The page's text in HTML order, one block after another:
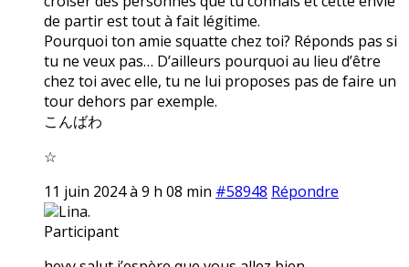
de partir est tout à fait légitime.
Pourquoi ton amie squatte chez toi? Réponds pas si
tu ne veux pas… D’ailleurs pourquoi au lieu d’être
chez toi avec elle, tu ne lui proposes pas de faire un
tour dehors par exemple.
こんばわ
☆
11 juin 2024 à 9 h 08 min #58948 Répondre
Lina.
Participant